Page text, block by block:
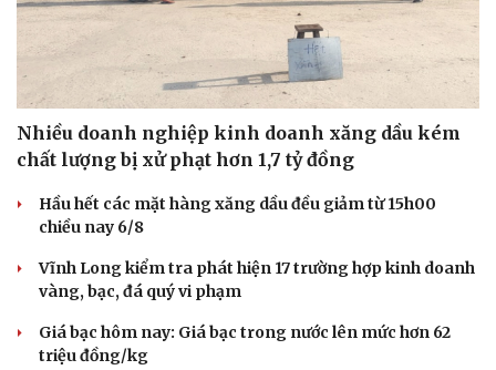
Nhiều doanh nghiệp kinh doanh xăng dầu kém
chất lượng bị xử phạt hơn 1,7 tỷ đồng
Hầu hết các mặt hàng xăng dầu đều giảm từ 15h00
chiều nay 6/8
Vĩnh Long kiểm tra phát hiện 17 trường hợp kinh doanh
vàng, bạc, đá quý vi phạm
Giá bạc hôm nay: Giá bạc trong nước lên mức hơn 62
triệu đồng/kg